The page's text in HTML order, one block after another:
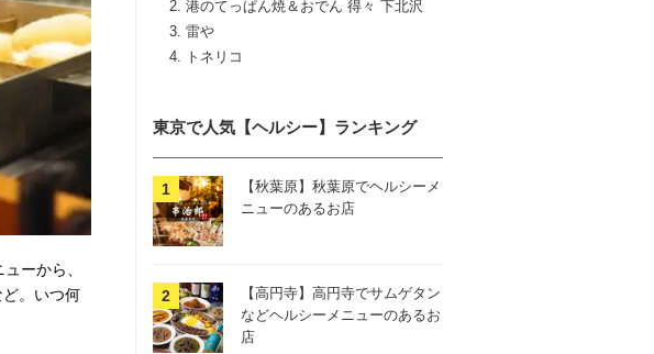
港のてっぱん焼＆おでん 得々 下北沢
雷や
トネリコ
ーから、
。いつ何
東京で人気【ヘルシー】ランキング
【秋葉原】秋葉原でヘルシーメ
ニューのあるお店
【高円寺】高円寺でサムゲタン
などヘルシーメニューのあるお
店